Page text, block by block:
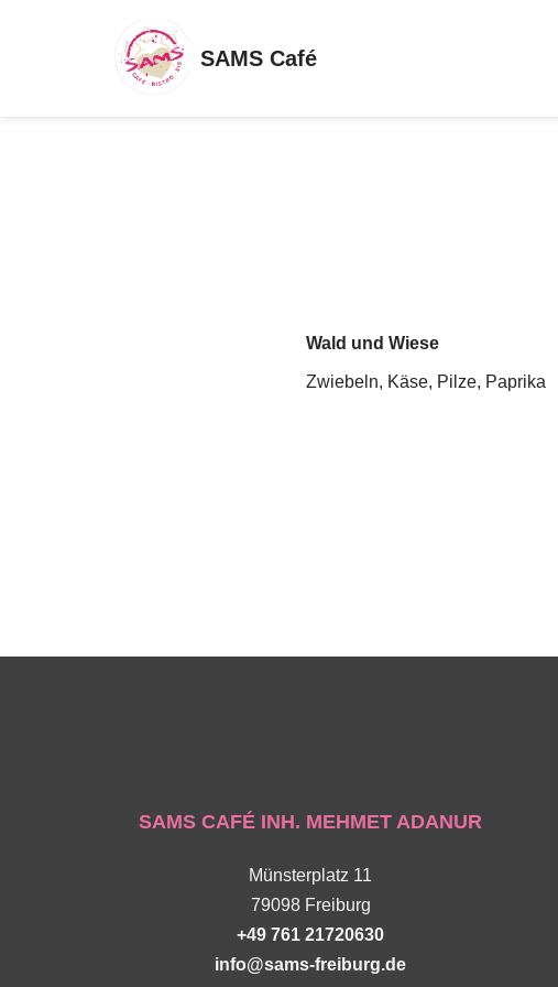
SAMS Café
Wald und Wiese
Zwiebeln, Käse, Pilze, Paprika
SAMS CAFÉ INH. MEHMET ADANUR
Münsterplatz 11
79098 Freiburg
+49 761 21720630
info@sams-freiburg.de